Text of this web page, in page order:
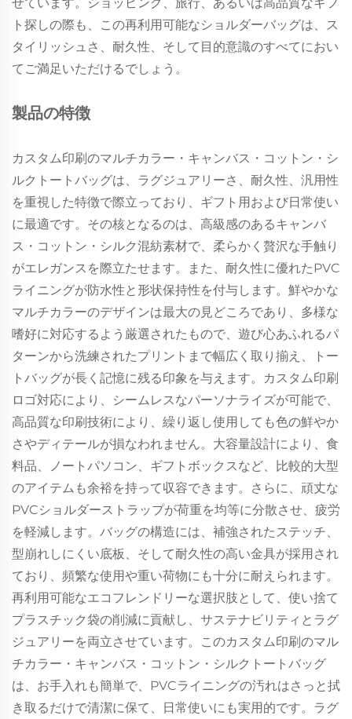
ト探しの際も、この再利用可能なショルダーバッグは、ス
タイリッシュさ、耐久性、そして目的意識のすべてにおい
てご満足いただけるでしょう。
製品の特徴
カスタム印刷のマルチカラー・キャンバス・コットン・シ
ルクトートバッグは、ラグジュアリーさ、耐久性、汎用性
を重視した特徴で際立っており、ギフト用および日常使い
に最適です。その核となるのは、高級感のあるキャンバ
ス・コットン・シルク混紡素材で、柔らかく贅沢な手触り
がエレガンスを際立たせます。また、耐久性に優れたPVC
ライニングが防水性と形状保持性を付与します。鮮やかな
マルチカラーのデザインは最大の見どころであり、多様な
嗜好に対応するよう厳選されたもので、遊び心あふれるパ
ターンから洗練されたプリントまで幅広く取り揃え、トー
トバッグが長く記憶に残る印象を与えます。カスタム印刷
ロゴ対応により、シームレスなパーソナライズが可能で、
高品質な印刷技術により、繰り返し使用しても色の鮮やか
さやディテールが損なわれません。大容量設計により、食
料品、ノートパソコン、ギフトボックスなど、比較的大型
のアイテムも余裕を持って収容できます。さらに、頑丈な
PVCショルダーストラップが荷重を均等に分散させ、疲労
を軽減します。バッグの構造には、補強されたステッチ、
型崩れしにくい底板、そして耐久性の高い金具が採用され
ており、頻繁な使用や重い荷物にも十分に耐えられます。
再利用可能なエコフレンドリーな選択肢として、使い捨て
プラスチック袋の削減に貢献し、サステナビリティとラグ
ジュアリーを両立させています。このカスタム印刷のマル
チカラー・キャンバス・コットン・シルクトートバッグ
は、お手入れも簡単で、PVCライニングの汚れはさっと拭
き取るだけで清潔に保て、日常使いにも実用的です。ラグ